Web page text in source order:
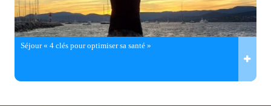
Séjour « 4 clés pour optimiser sa santé »